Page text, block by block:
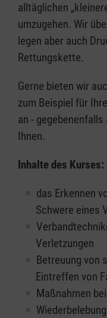
alltäglichen
umzugehen. Wir
legen aber auch
Rettungskette.
Gerne bieten wir
zum Beispiel für
an -
Ihnen.
Inhalte des Kurses:
das Erkennen
Schwere eines
Verletzungen
Betreuung von
Eintreffen von
Maßnahmen